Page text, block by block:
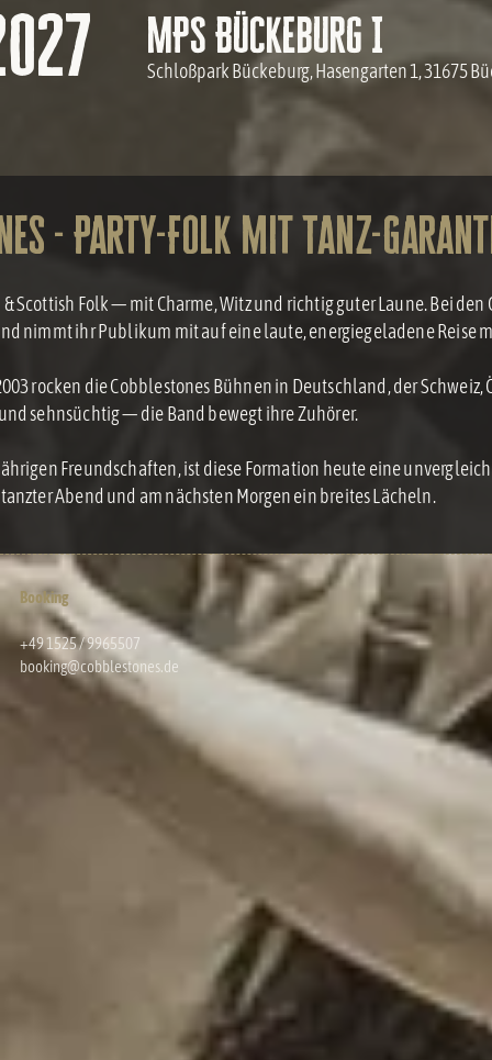
MPS Bückeburg I
Schloßpark Bückeburg, Hasengarten 1, 31675
- Party-Folk mit Tanz-
Scottish Folk — mit Charme, Witz und richtig guter Laune. Bei
nimmt ihr Publikum mit auf eine laute, energiegeladene Reise
rocken die Cobblestones Bühnen in Deutschland, der
sehnsüchtig — die Band bewegt ihre Zuhörer.
Freundschaften, ist diese Formation heute eine
Abend und am nächsten Morgen ein breites Lächeln.
Booking
+49 1525 / 9965507
booking@cobblestones.de